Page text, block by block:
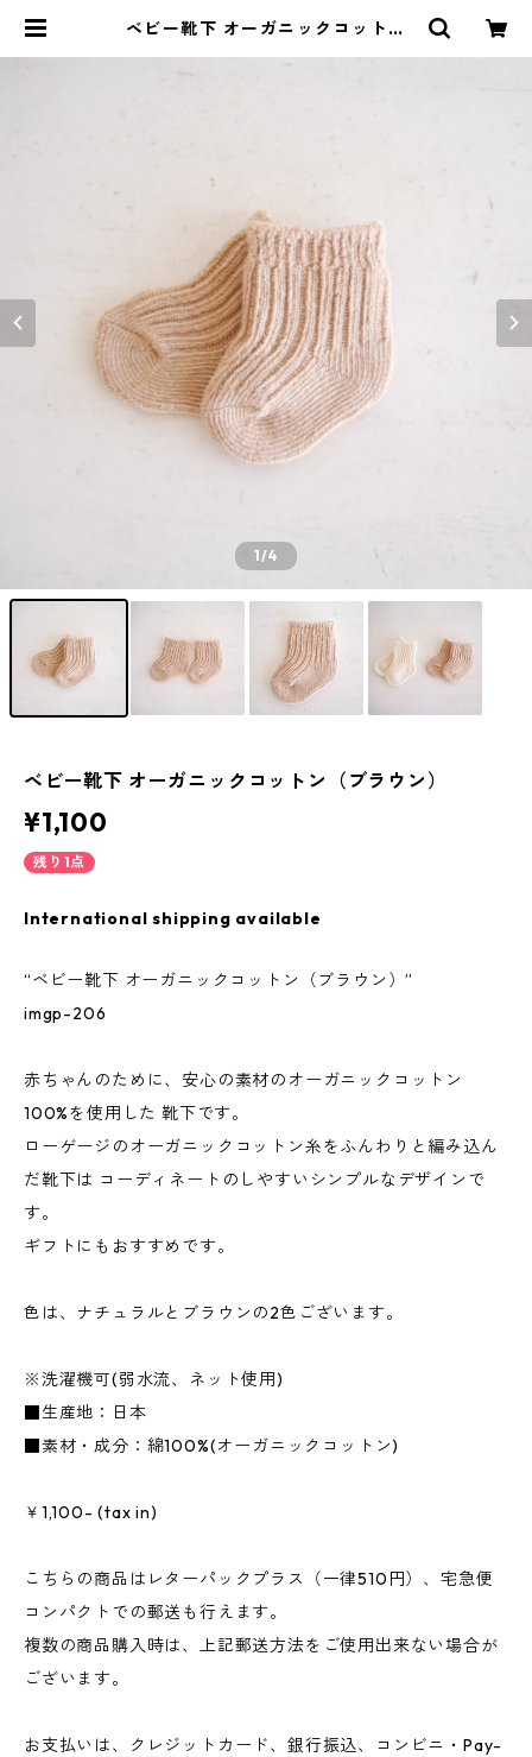
ベビー靴下 オーガニックコットン
1/4
ベビー靴下 オーガニックコットン（ブラウン）
¥1,100
残り1点
International shipping available
“ベビー靴下 オーガニックコットン（ブラウン）”
imgp-206
赤ちゃんのために、安心の素材のオーガニックコットン
100%を使用した 靴下です。
ローゲージのオーガニックコットン糸をふんわりと編み込ん
だ靴下は コーディネートのしやすいシンプルなデザインで
す。
ギフトにもおすすめです。
色は、ナチュラルとブラウンの2色ございます。
※洗濯機可(弱水流、ネット使用)
■生産地：日本
■素材・成分：綿100%(オーガニックコットン)
￥1,100- (tax in)
こちらの商品はレターパックプラス（一律510円）、宅急便
コンパクトでの郵送も行えます。
複数の商品購入時は、上記郵送方法をご使用出来ない場合が
ございます。
お支払いは、クレジットカード、銀行振込、コンビニ・Pay-